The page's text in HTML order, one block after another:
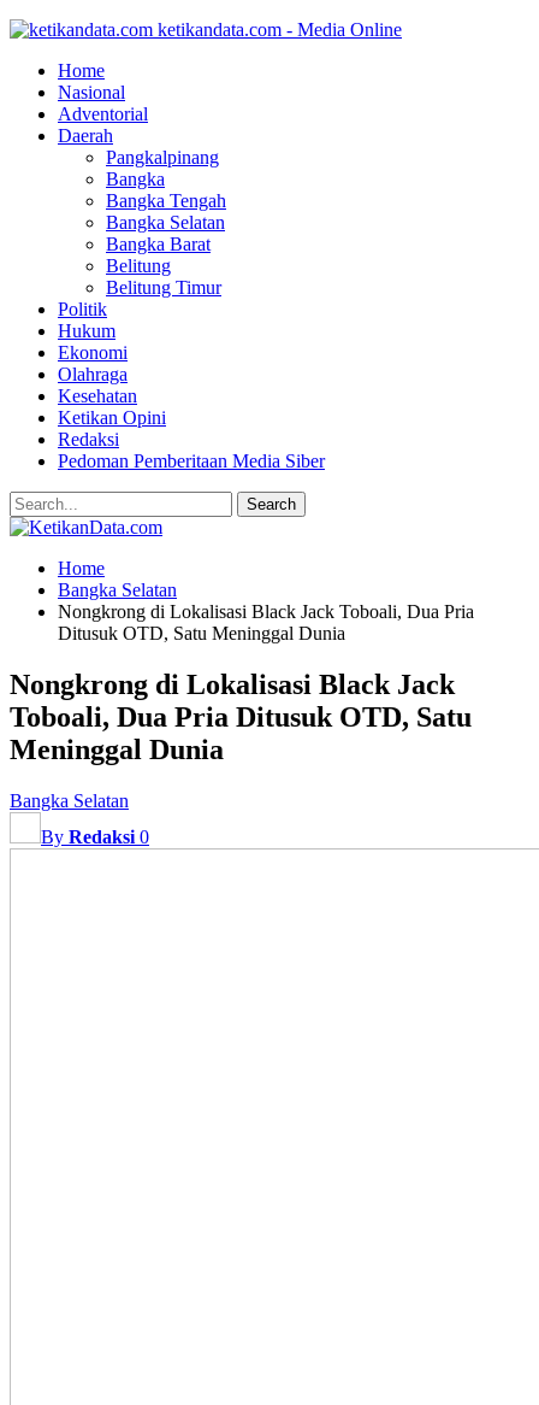
ketikandata.com - Media Online
Home
Nasional
Adventorial
Daerah
Pangkalpinang
Bangka
Bangka Tengah
Bangka Selatan
Bangka Barat
Belitung
Belitung Timur
Politik
Hukum
Ekonomi
Olahraga
Kesehatan
Ketikan Opini
Redaksi
Pedoman Pemberitaan Media Siber
Home
Bangka Selatan
Nongkrong di Lokalisasi Black Jack Toboali, Dua Pria
Ditusuk OTD, Satu Meninggal Dunia
Nongkrong di Lokalisasi Black Jack
Toboali, Dua Pria Ditusuk OTD, Satu
Meninggal Dunia
Bangka Selatan
By Redaksi 0